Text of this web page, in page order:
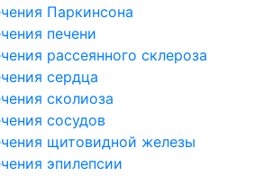
Паркинсона
печени
рассеянного склероза
сердца
сколиоза
сосудов
щитовидной железы
эпилепсии